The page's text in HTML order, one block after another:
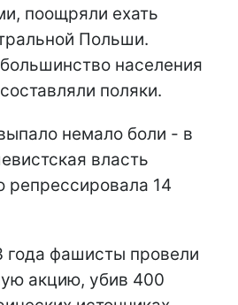
поощряли ехать
Польши.
населения
поляки.
немало боли - в
власть
репрессировала 14
года фашисты провели
акцию, убив 400